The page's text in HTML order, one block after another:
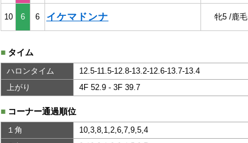
10 6 6 イケマドンナ 牝5 /鹿毛
■ タイム
ハロンタイム
12.5-11.5-12.8-13.2-12.6-13.7-13.4
上がり
4F 52.9 - 3F 39.7
■ コーナー通過順位
１角
10,3,8,1,2,6,7,9,5,4